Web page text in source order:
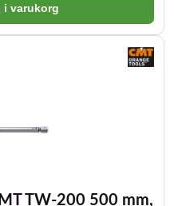
i varukorg
TW-200 500 mm,